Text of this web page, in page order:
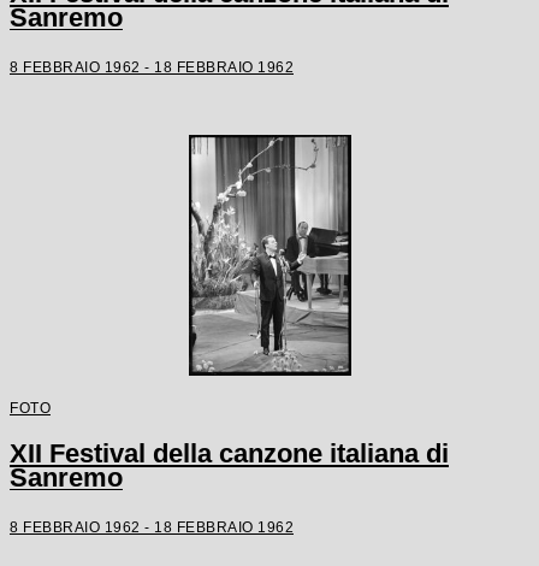
Sanremo
8 FEBBRAIO 1962 - 18 FEBBRAIO 1962
FOTO
XII Festival della canzone italiana di
Sanremo
8 FEBBRAIO 1962 - 18 FEBBRAIO 1962